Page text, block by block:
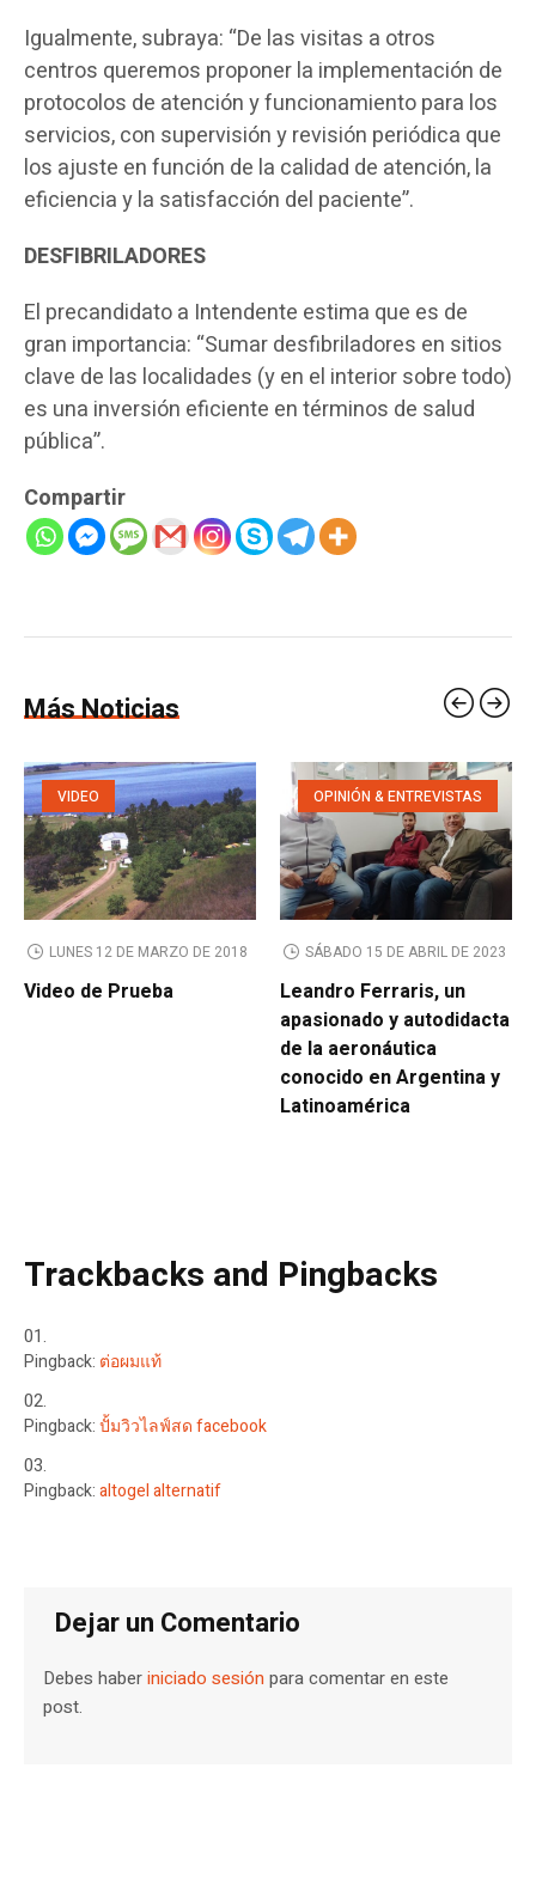
Igualmente, subraya: “De las visitas a otros
centros queremos proponer la implementación de
protocolos de atención y funcionamiento para los
servicios, con supervisión y revisión periódica que
los ajuste en función de la calidad de atención, la
eficiencia y la satisfacción del paciente”.
DESFIBRILADORES
El precandidato a Intendente estima que es de
gran importancia: “Sumar desfibriladores en sitios
clave de las localidades (y en el interior sobre todo)
es una inversión eficiente en términos de salud
pública”.
Compartir
Más Noticias
VIDEO
LUNES 12 DE MARZO DE 2018
Video de Prueba
OPINIÓN & ENTREVISTAS
SÁBADO 15 DE ABRIL DE 2023
Leandro Ferraris, un
apasionado y autodidacta
de la aeronáutica
conocido en Argentina y
Latinoamérica
Trackbacks and Pingbacks
Pingback: ต่อผมแท้
Pingback:ปั้มวิวไลฟ์สด facebook
Pingback:altogel alternatif
Dejar un Comentario
Debes haberiniciado sesión para comentar en este
post.